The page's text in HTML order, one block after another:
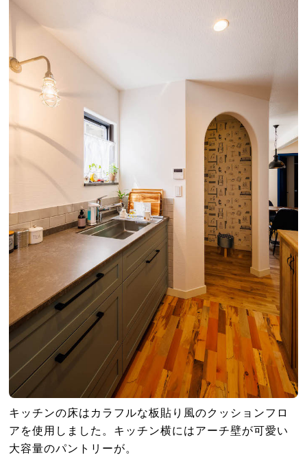
キッチンの床はカラフルな板貼り風のクッションフロ
アを使用しました。キッチン横にはアーチ壁が可愛い
大容量のパントリーが。